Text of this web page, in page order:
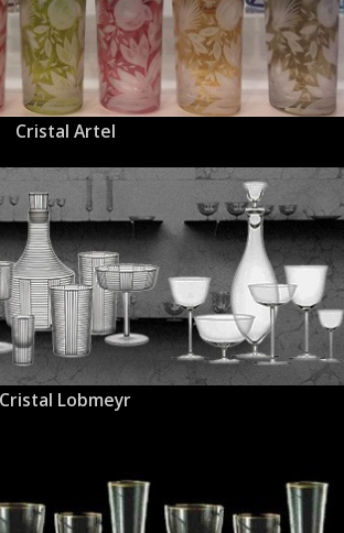
Cristal Artel
Cristal Lobmeyr